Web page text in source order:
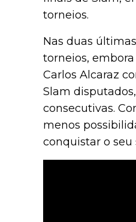
torneios.
Nas duas
torneios,
Carlos Alcaraz
Slam
consecutivas.
menos
conquistar o